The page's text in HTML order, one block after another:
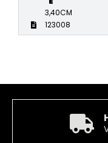
3,40CM
123008